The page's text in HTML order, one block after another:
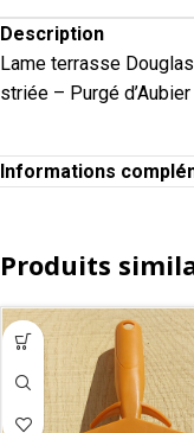
Description
Lame terrasse
striée – Purgé d’Aubier
Informations
Produits